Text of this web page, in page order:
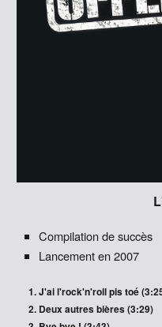
Compilation de succès
Lancement en2007
J'ai l'rock'n'roll pis toé
Deux autres bières (3:29)